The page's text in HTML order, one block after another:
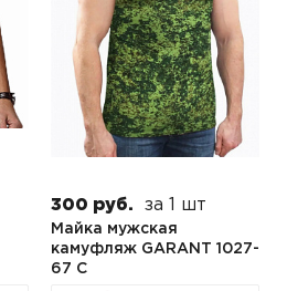
300 руб. за 1 шт
Майка мужская
камуфляж GARANT 1027-
67 C